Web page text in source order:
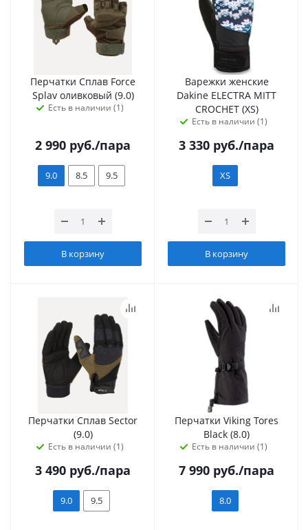
Перчатки Сплав Force
Splav оливковый (9.0)
Есть в наличии (1)
2 990 руб./пара
9.0 8.5 9.5
В корзину
Варежки женские
Dakine ELECTRA MITT
CROCHET (XS)
Есть в наличии (1)
3 330 руб./пара
XS
В корзину
Перчатки Сплав Sector
(9.0)
Есть в наличии (1)
3 490 руб./пара
9.0 9.5
Перчатки Viking Tores
Black (8.0)
Есть в наличии (1)
7 990 руб./пара
8.0